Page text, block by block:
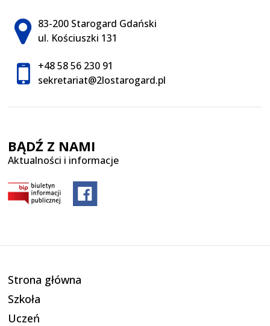
Adres pocztowy:
83-200 Starogard Gdański
ul. Kościuszki 131
+48 58 56 230 91
sekretariat@2lostarogard.pl
BĄDŹ Z NAMI
Aktualności i informacje
Strona główna
Szkoła
Uczeń